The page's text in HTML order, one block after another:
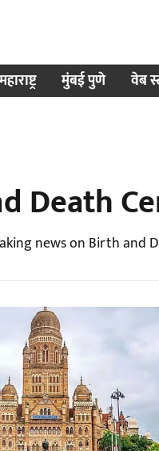
मुंबई पुणे वेब
Death
news on Birth and